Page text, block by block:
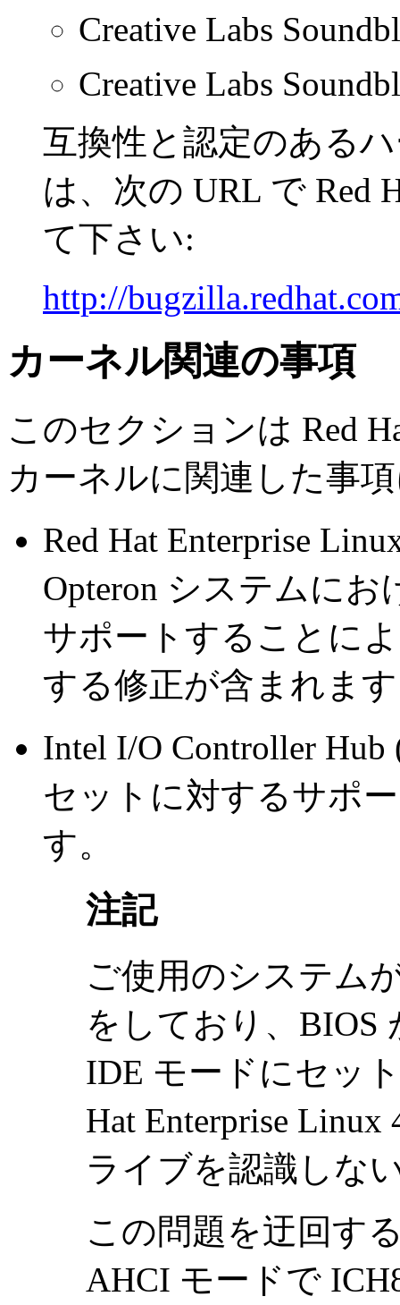
Creative Labs
Creative Labs
互換性と認定のある
は、次の URL で Red
て下さい:
http://
カーネル関連の事項
このセクションは Red
カーネルに関連した事
Red Hat Enterprise
Opteron システムに
サポートすることに
する修正が含まれま
Intel I/O Controller
セットに対するサポ
す。
注記
ご使用のシステム
をしており、BIOS
IDE モードにセッ
Hat Enterprise
ライブを認識しな
この問題を迂回す
AHCI モードで